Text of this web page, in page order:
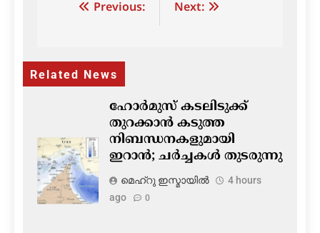
Post Previous: Next:
Related News
ഹോർമുസ് കടലിടുക്ക്
തുറക്കാൻ കടുത്ത
നിബന്ധനകളുമായി
ഇറാൻ; ചർച്ചകൾ തുടരുന്നു
മെഹ്റു ഇസ്മായില്‍
4 hours
ago
0